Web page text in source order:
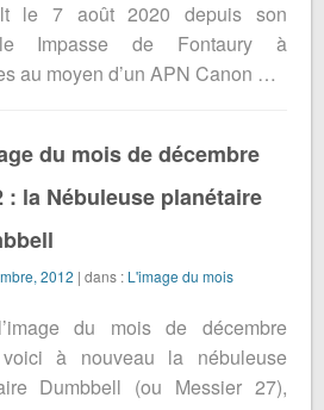
le 7 août 2020 depuis son
Impasse de Fontaury à
au moyen d’un APN Canon …
du mois de décembre
: la Nébuleuse planétaire
2012 | dans : L'image du mois
du mois de décembre
à nouveau la nébuleuse
Dumbbell (ou Messier 27),